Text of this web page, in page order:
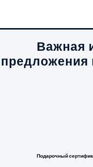
Важная
предложения
Подарочный